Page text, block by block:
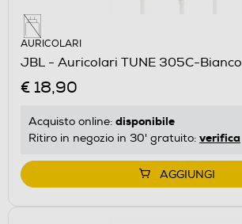
AURICOLARI
JBL - Auricolari TUNE 305C-Bianco
€ 18,90
Acquisto online: disponibile
Ritiro in negozio in 30' gratuito: verifica
AGGIUNGI